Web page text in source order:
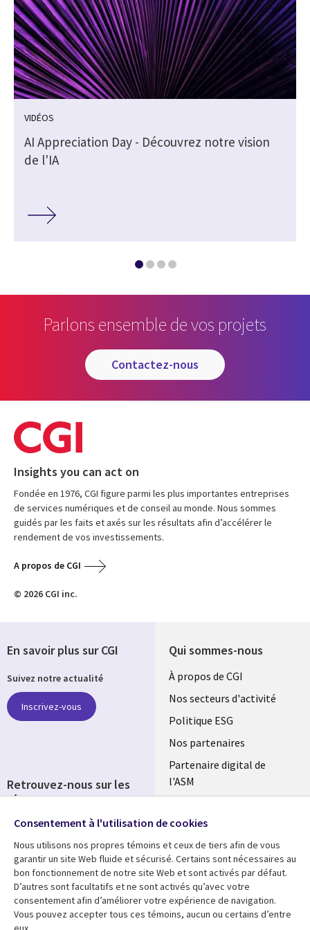
VIDÉOS
AI Appreciation Day - Découvrez notre vision
de l'IA
Parlons ensemble de vos projets
contactez-nous
Insights you can act on
Fondée en 1976, CGI figure parmi les plus importantes entreprises
de services numériques et de conseil au monde. Nous sommes
guidés par les faits et axés sur les résultats afin d’accélérer le
rendement de vos investissements.
A propos de CGI
© 2026 CGI inc.
Qui sommes-nous
Useful
links
FRANCE
À propos de CGI
Nos secteurs d'activité
Politique ESG
Nos partenaires
Partenaire digital de
l'ASM
Fusions
Ressources
Library
Articles
Support
Legal
Accessibilité
En savoir plus sur CGI
Suivez notre actualité
Inscrivez-vous
Retrouvez-nous sur les
réseaux
Social
Media
FRANCE
Consentement à l'utilisation de cookies
Nous utilisons nos propres témoins et ceux de tiers afin de vous
garantir un site Web fluide et sécurisé. Certains sont nécessaires au
bon fonctionnement de notre site Web et sont activés par défaut.
D’autres sont facultatifs et ne sont activés qu’avec votre
consentement afin d’améliorer votre expérience de navigation.
Vous pouvez accepter tous ces témoins, aucun ou certains d’entre